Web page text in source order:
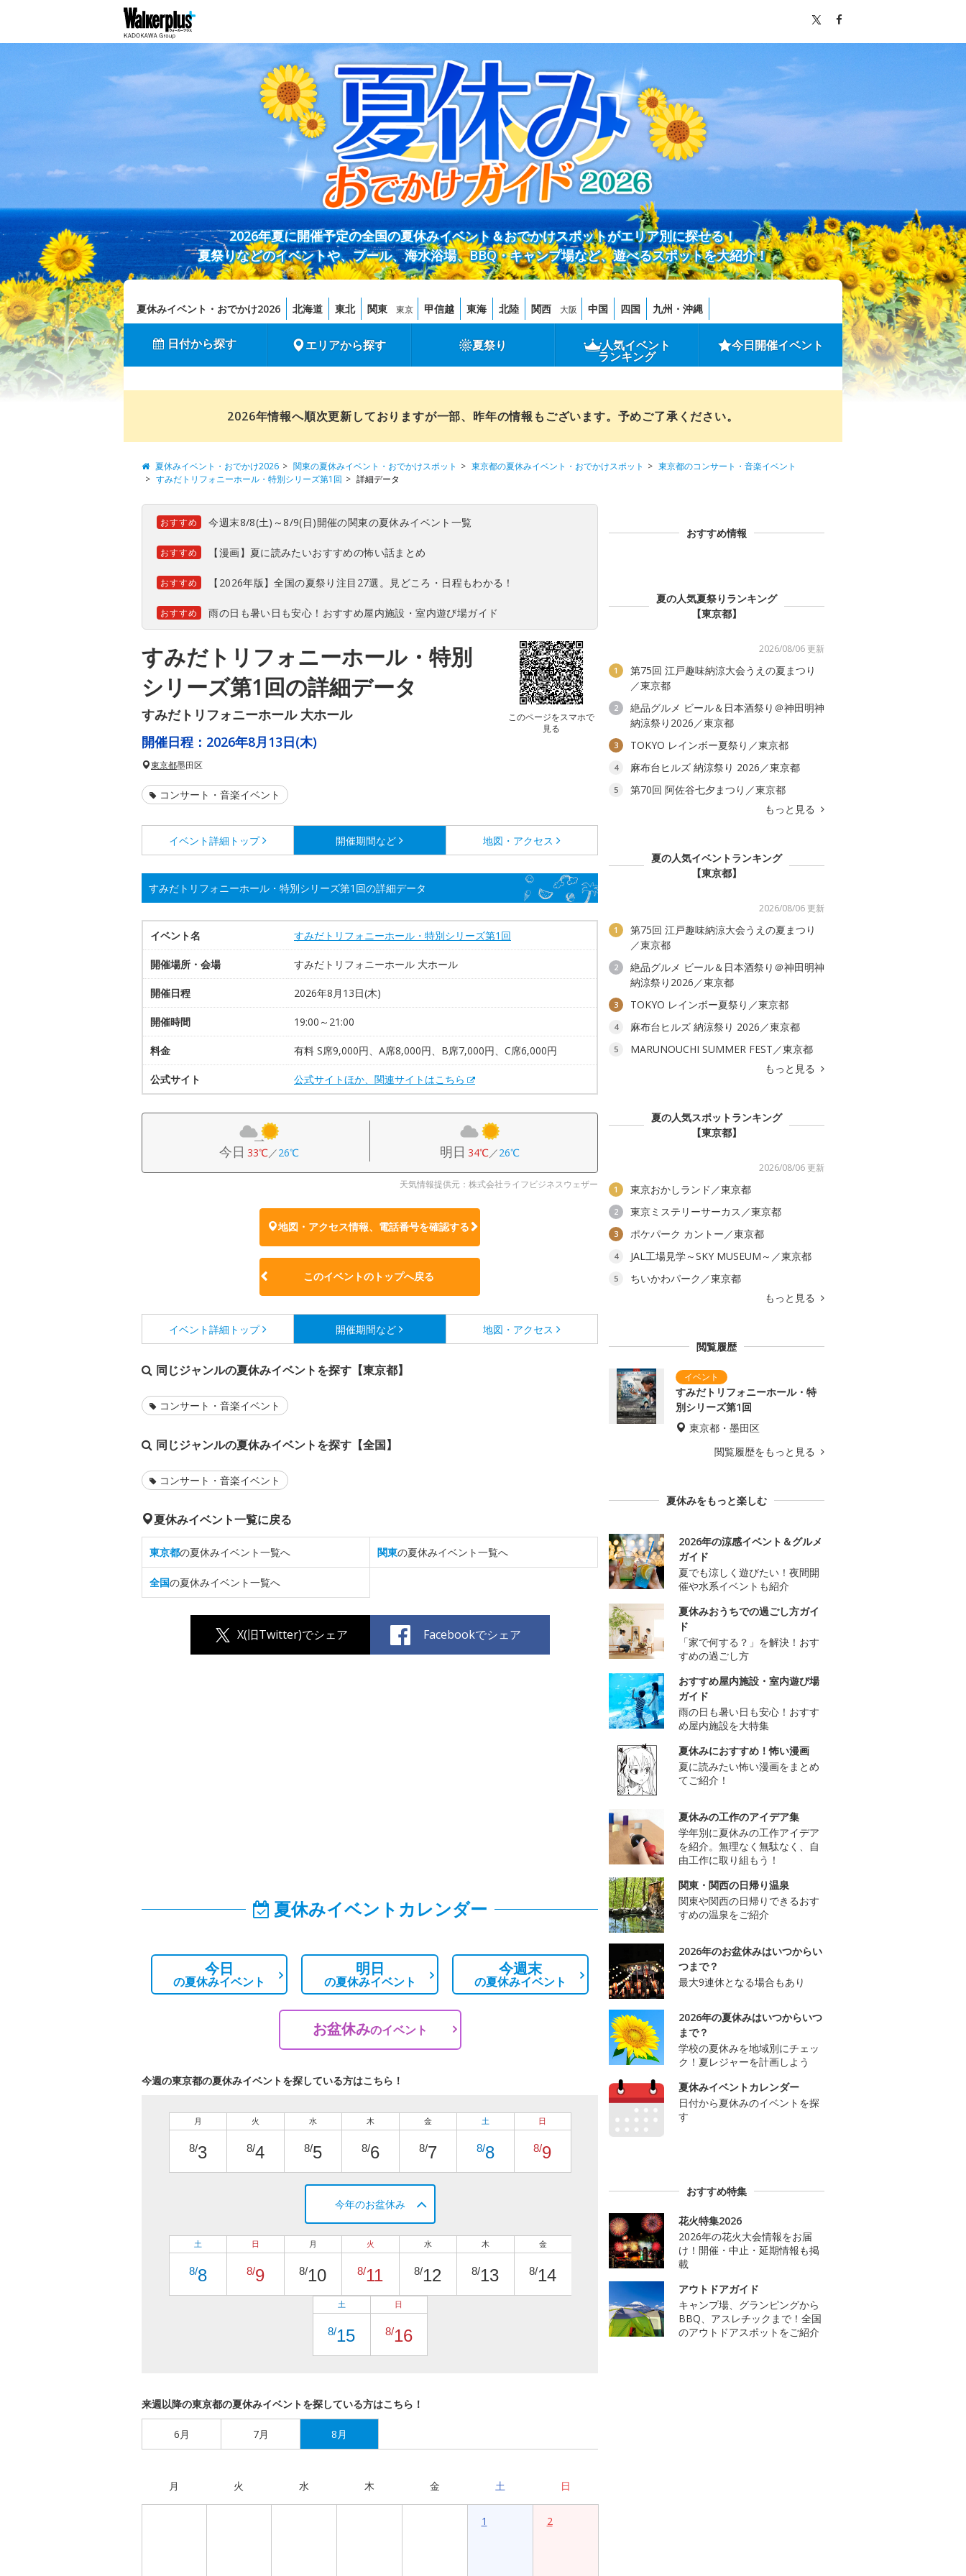
2026年夏に開催予定の全国の夏休みイベント＆おでかけスポットがエリア別に探せる！
夏祭りなどのイベントや、プール、海水浴場、BBQ・キャンプ場など、遊べるスポットを大紹介！
夏休みイベント・おでかけ2026 北海道 東北 関東 東京 甲信越 東海 北陸 関西 大阪 中国 四国 九州・沖縄
日付から探す エリアから探す 夏祭り 人気イベント
ランキング
今日開催イベント
2026年情報へ順次更新しておりますが一部、昨年の情報もございます。予めご了承ください。
夏休みイベント・おでかけ2026 関東の夏休みイベント・おでかけスポット 東京都の夏休みイベント・おでかけスポット
東京都のコンサート・音楽イベント
すみだトリフォニーホール・特別シリーズ第1回
詳細データ
おすすめ 今週末8/8(土)～8/9(日)開催の関東の夏休みイベント一覧
おすすめ 【漫画】夏に読みたいおすすめの怖い話まとめ
おすすめ 【2026年版】全国の夏祭り注目27選。見どころ・日程もわかる！
おすすめ 雨の日も暑い日も安心！おすすめ屋内施設・室内遊び場ガイド
すみだトリフォニーホール・特別
シリーズ第1回の詳細データ
すみだトリフォニーホール 大ホール
このページをスマホで
見る
開催日程： 2026年8月13日(木)
東京都墨田区
コンサート・音楽イベント
イベント詳細 トップ 開催期間など 地図・アクセス
すみだトリフォニーホール・特別シリーズ第1回の詳細データ
イベント名 すみだトリフォニーホール・特別シリーズ第1回
開催場所・会場 すみだトリフォニーホール 大ホール
開催日程 2026年8月13日(木)
開催時間 19:00～21:00
料金 有料 S席9,000円、A席8,000円、B席7,000円、C席6,000円
公式サイト 公式サイトほか、関連サイトはこちら
今日 33℃／26℃ 明日 34℃／26℃
天気情報提供元：株式会社ライフビジネスウェザー
地図・アクセス情報、電話番号を確認する
このイベントのトップへ戻る
イベント詳細 トップ 開催期間など 地図・アクセス
同じジャンルの夏休みイベントを探す【東京都】
コンサート・音楽イベント
同じジャンルの夏休みイベントを探す【全国】
コンサート・音楽イベント
夏休みイベント一覧に戻る
東京都の夏休みイベント一覧へ 関東の夏休みイベント一覧へ
全国の夏休みイベント一覧へ
X(旧Twitter)でシェア Facebookでシェア
夏休みイベントカレンダー
今日
の夏休みイベント
明日
の夏休みイベント
今週末
の夏休みイベント
お盆休みのイベント
今週の東京都の夏休みイベントを探している方はこちら！
月
8/3
火
8/4
水
8/5
木
8/6
金
8/7
土
8/8
日
8/9
今年のお盆休み
土
8/8
日
8/9
月
8/10
火
8/11
水
8/12
木
8/13
金
8/14
土
8/15
日
8/16
来週以降の東京都の夏休みイベントを探している方はこちら！
6月 7月 8月
月 火 水 木 金 土 日
1 2
おすすめ情報
夏の人気夏祭りランキング
【東京都】
2026/08/06 更新
1
第75回 江戸趣味納涼大会うえの夏まつり
／東京都
2
絶品グルメ ビール＆日本酒祭り＠神田明神
納涼祭り2026／東京都
3 TOKYO レインボー夏祭り／東京都
4 麻布台ヒルズ 納涼祭り 2026／東京都
5
第70回 阿佐谷七夕まつり／東京都
もっと見る
夏の人気イベントランキング
【東京都】
2026/08/06 更新
1
第75回 江戸趣味納涼大会うえの夏まつり
／東京都
2
絶品グルメ ビール＆日本酒祭り＠神田明神
納涼祭り2026／東京都
3 TOKYO レインボー夏祭り／東京都
4 麻布台ヒルズ 納涼祭り 2026／東京都
5
MARUNOUCHI SUMMER FEST／東京都
もっと見る
夏の人気スポットランキング
【東京都】
2026/08/06 更新
1 東京おかしランド／東京都
2 東京ミステリーサーカス／東京都
3 ポケパーク カントー／東京都
4 JAL工場見学～SKY MUSEUM～／東京都
5
ちいかわパーク／東京都
もっと見る
閲覧履歴
すみだトリフォニーホール・特
別シリーズ第1回
東京都・墨田区
閲覧履歴をもっと見る
夏休みをもっと楽しむ
2026年の涼感イベント＆グルメ
ガイド
夏でも涼しく遊びたい！夜間開
催や水系イベントも紹介
夏休みおうちでの過ごし方ガイ
ド
「家で何する？」を解決！おす
すめの過ごし方
おすすめ屋内施設・室内遊び場
ガイド
雨の日も暑い日も安心！おすす
め屋内施設を大特集
夏休みにおすすめ！怖い漫画
夏に読みたい怖い漫画をまとめ
てご紹介！
夏休みの工作のアイデア集
学年別に夏休みの工作アイデア
を紹介。無理なく無駄なく、自
由工作に取り組もう！
関東・関西の日帰り温泉
関東や関西の日帰りできるおす
すめの温泉をご紹介
2026年のお盆休みはいつからい
つまで？
最大9連休となる場合もあり
2026年の夏休みはいつからいつ
まで？
学校の夏休みを地域別にチェッ
ク！夏レジャーを計画しよう
夏休みイベントカレンダー
日付から夏休みのイベントを探
す
おすすめ特集
花火特集2026
2026年の花火大会情報をお届
け！開催・中止・延期情報も掲
載
アウトドアガイド
キャンプ場、グランピングから
BBQ、アスレチックまで！全国
のアウトドアスポットをご紹介